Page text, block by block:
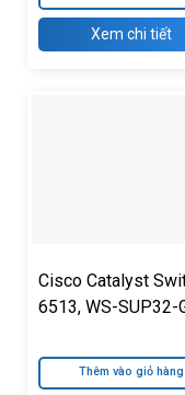
Xem chi tiết
Cisco Catalyst
6513, WS-SUP32-
Thêm vào giỏ hàng